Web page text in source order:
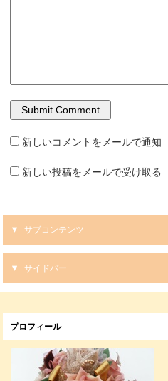
新しいコメントをメールで通知
新しい投稿をメールで受け取る
サブコンテンツ
サイドバー
プロフィール